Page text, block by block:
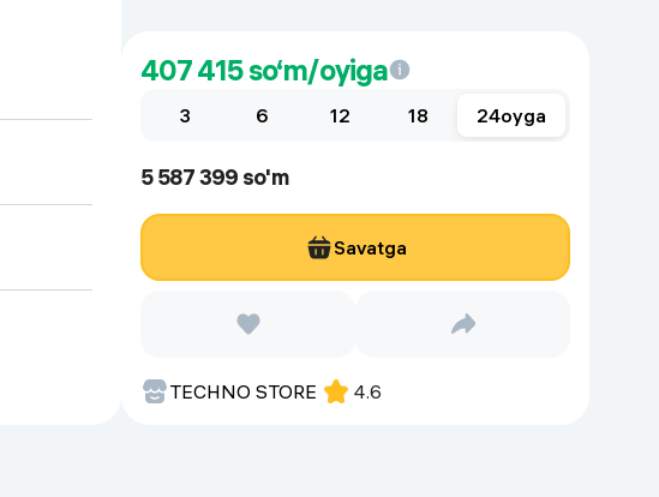
407 415so‘m/oyiga
3 6 12 18 24oyga
5 587 399 so'm
Savatga
TECHNO STORE 4.6